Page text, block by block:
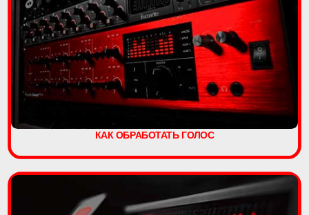
КАК ОБРАБОТАТЬ ГОЛОС